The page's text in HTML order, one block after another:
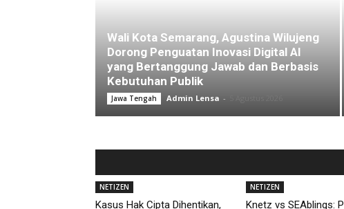
Wali Kota Semarang, Agustina Wilujeng
Dorong Penguatan Inovasi Digital AI
yang Bertanggung Jawab dan Berbasis
Kebutuhan Publik
Jawa Tengah Admin Lensa -
NETIZEN
Kasus Hak Cipta Dihentikan,
NETIZEN
Knetz vs SEAblings: